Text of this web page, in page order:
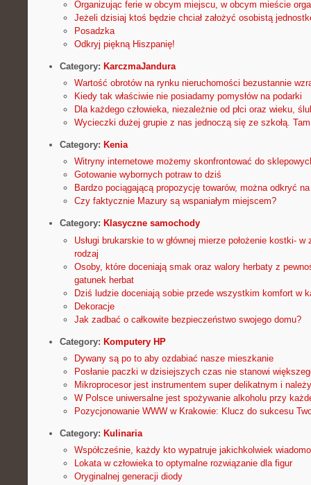
Organizując ferie w obcym miejscu, w obcym mieście
Jeżeli dzisiaj ktoś będzie chciał założyć osobistą
Posadzka
Odkryj piękną Hiszpanię!
Category: KarczmaJandura
Wartość obrotów na rynku nieruchomości bezustannie
Kiedy tak właściwie nie posiadamy pomysłów na podarki
Dla każdego człowieka, niezależnie od płci oraz wieku,
Wycieczki dużej grupie z nas jednoczą się ze szkołą.
Category: Kenia
Witryny internetowe możemy skonfrontować do
Gotowanie wybornych potraw to dziś
Bardzo pociągającą propozycję towarów, można odkryć
Czy faktycznie Mazury są wspaniałym miejscem?
Category: Klasyczne samochody
Usługi brukarskie to w głównej mierze położenie kostki-
rodzaj
Osoby, które doceniają smak oraz walory herbaty z
gatunek herbat
Dziś ludzie doceniają sobie przede wszystkim komfort w
Dekoracje
Jak zadbać o całkowite bezpieczeństwo swojego domu?
Category: Komputery HP
Dywany są po to aby ozdabiać nasze mieszkanie
Posłanie paczki w dzisiejszych czas nie stanowi
Mikroprocesor jest instrumentem super delikatnym i
W Polsce uniwersalne jest spożywanie alkoholu przy
Pozycjonowanie WWW w Krakowie: Klucz do sukcesu
Category: Kulinaria
Współcześnie, każdy kto wypatruje jakichkolwiek
Lokata w człowieka to optymalne rozwiązanie dla figur
Oryginalnej generacji diody